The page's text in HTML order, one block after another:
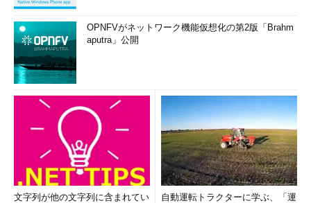
OPNFVがネットワーク機能仮想化の第2版「Brahm
aputra」公開
文字列が他の文字列に含まれてい
自動運転トラクターに学ぶ、「運